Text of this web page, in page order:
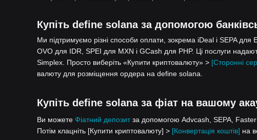
Купіть define solana за допомогою
Ми підтримуємо різні способи оплати, зокрема iDeal і SEPA
OVO для IDR, SPEI для MXN і GCash для PHP. Ці послуги
Simplex. Просто виберіть «Купити криптовалюту» > [Сторонні
валюту для розміщення ордера на define solana.
Купіть define solana за фіат на вашому
Ви можете Фіатний депозитза допомогою Advcash, SEPA,
Потім клацніть [Купити криптовалюту] > [Конвертація коштів] на